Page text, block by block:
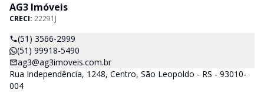
AG3 Imóveis
CRECI: 22291J
(51) 3566-2999
(51) 99918-5490
ag3@ag3imoveis.com.br
Rua Independência, 1248, Centro, São Leopoldo - RS - 93010-
004